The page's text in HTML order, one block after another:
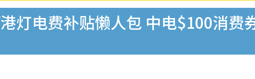
灯电费补贴懒人包 中电$100消费